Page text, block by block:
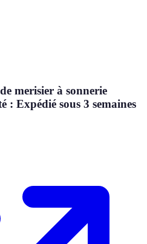
merisier à sonnerie
: Expédié sous 3 semaines